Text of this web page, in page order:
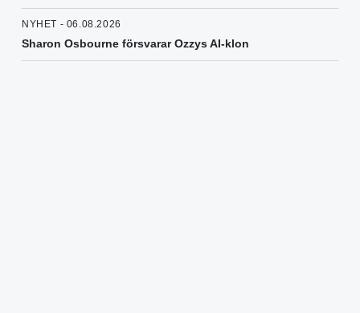
NYHET - 06.08.2026
Sharon Osbourne försvarar Ozzys AI-klon